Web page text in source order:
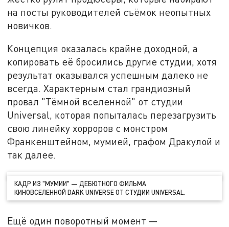
на посты руководителей съёмок неопытных
новичков.
Концепция оказалась крайне доходной, а
копировать её бросились другие студии, хотя
результат оказывался успешным далеко не
всегда. Характерным стал грандиозный
провал "Тёмной вселенной" от студии
Universal, которая попыталась перезагрузить
свою линейку хорроров с монстром
Франкенштейном, мумией, графом Дракулой и
так далее.
КАДР ИЗ "МУМИИ" — ДЕБЮТНОГО ФИЛЬМА
КИНОВСЕЛЕННОЙ DARK UNIVERSE ОТ СТУДИИ UNIVERSAL.
Ещё один поворотный момент —